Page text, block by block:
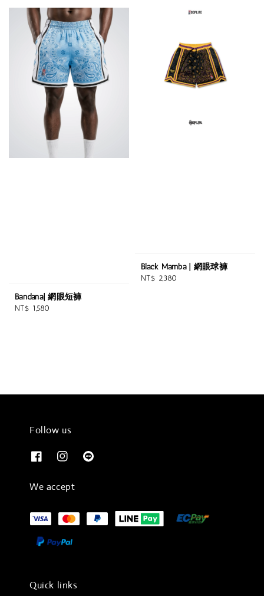
Bandana| 網眼短褲
Regular
NT$ 1,580
Black Mamba | 網眼球褲
Regular
NT$ 2,380
Follow us
We accept
Quick links